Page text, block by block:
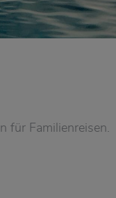
für Familienreisen.